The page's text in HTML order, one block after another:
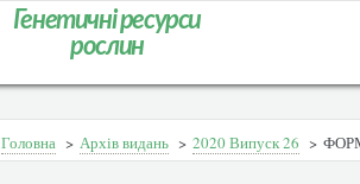
Генетичні ресурси
рослин
Головна > Архів видань > 2020 Випуск 26 >